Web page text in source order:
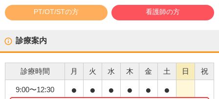
PT/OT/STの方 看護師の方
診療案内
診療時間 月 火 水 木 金 土 日 祝
9:00〜12:30 ● ● ● ● ● ●